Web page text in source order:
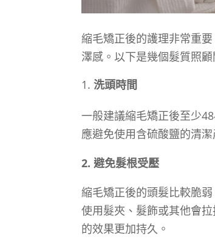
縮毛矯正後的護理非常重
澤感。以下是幾個髮質照顧
洗頭時間
一般建議縮毛矯正後至少
應避免使用含硫酸鹽的清
2. 避免髮根受壓
縮毛矯正後的頭髮比較脆
使用髮夾、髮飾或其他會
的效果更加持久。